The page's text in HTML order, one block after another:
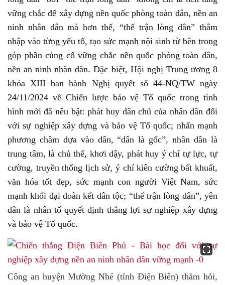
vững chắc để xây dựng nền quốc phòng toàn dân, nền an
ninh nhân dân mà hơn thế, “thế trận lòng dân” thâm
nhập vào từng yếu tố, tạo sức mạnh nội sinh từ bên trong
góp phần củng cố vững chắc nền quốc phòng toàn dân,
nền an ninh nhân dân. Đặc biệt, Hội nghị Trung ương 8
khóa XIII ban hành Nghị quyết số 44-NQ/TW ngày
24/11/2024 về Chiến lược bảo vệ Tổ quốc trong tình
hình mới đã nêu bật: phát huy dân chủ của nhân dân đối
với sự nghiệp xây dựng và bảo vệ Tổ quốc; nhấn mạnh
phương châm dựa vào dân, “dân là gốc”, nhân dân là
trung tâm, là chủ thể, khơi dậy, phát huy ý chí tự lực, tự
cường, truyền thống lịch sử, ý chí kiên cường bất khuất,
văn hóa tốt đẹp, sức mạnh con người Việt Nam, sức
mạnh khối đại đoàn kết dân tộc; “thế trận lòng dân”, yên
dân là nhân tố quyết định thắng lợi sự nghiệp xây dựng
và bảo vệ Tổ quốc.
Công an huyện Mường Nhé (tỉnh Điện Biên) thăm hỏi,